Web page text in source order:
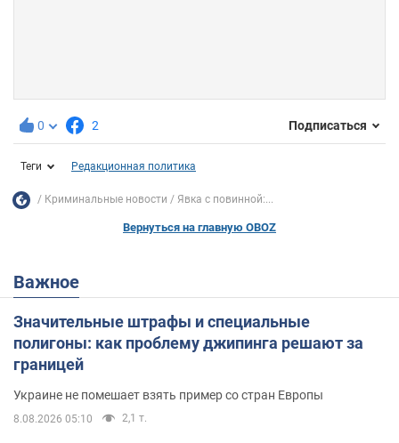
0 2 Подписаться
Теги Редакционная политика
Криминальные новости Явка с повинной:...
Вернуться на главную OBOZ
Важное
Значительные штрафы и специальные
полигоны: как проблему джипинга решают за
границей
Украине не помешает взять пример со стран Европы
8.08.2026 05:10 2,1 т.